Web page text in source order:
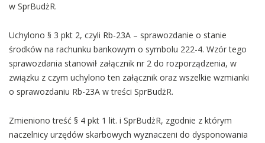
w SprBudżR.
Uchylono § 3 pkt 2, czyli Rb-23A – sprawozdanie o stanie
środków na rachunku bankowym o symbolu 222-4. Wzór tego
sprawozdania stanowił załącznik nr 2 do rozporządzenia, w
związku z czym uchylono ten załącznik oraz wszelkie wzmianki
o sprawozdaniu Rb-23A w treści SprBudżR.
Zmieniono treść § 4 pkt 1 lit. i SprBudżR, zgodnie z którym
naczelnicy urzędów skarbowych wyznaczeni do dysponowania